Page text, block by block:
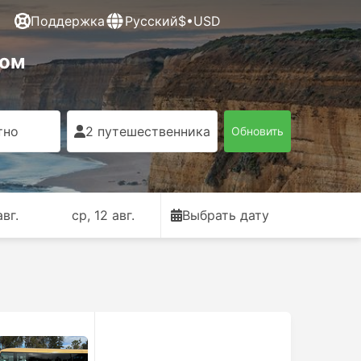
Поддержка Русский$•USD
2 путешественника Обновить
ср, 12 авг. Выбрать дату